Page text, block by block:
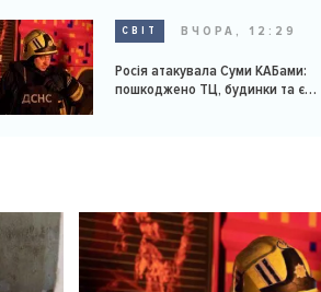
СВІТ ВЧОРА, 12:29
Росія атакувала Суми КАБами:
пошкоджено ТЦ, будинки та є